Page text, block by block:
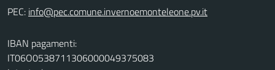
PEC:
IBAN pagamenti:
IT06O0538711306000049375083